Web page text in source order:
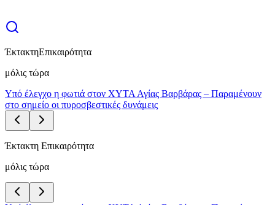
ΈκτακτηΕπικαιρότητα
μόλις τώρα
Υπό έλεγχο η φωτιά στον ΧΥΤΑ Αγίας Βαρβάρας – Παραμένουν
στο σημείο οι πυροσβεστικές δυνάμεις
Έκτακτη Επικαιρότητα
μόλις τώρα